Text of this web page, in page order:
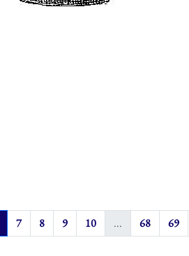
7 8 9 10 ... 68 69